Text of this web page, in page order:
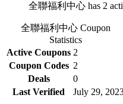
全聯福利中心 has 2
全聯福利中心Coupon
Statistics
Active Coupons 2
Coupon Codes 2
Deals
0
Last Verified
July 29,